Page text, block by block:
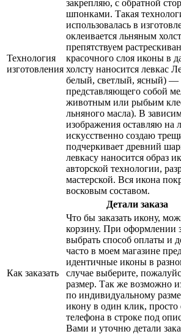
Технология
изготовления
закрепляю, с обратной
шпонками. Такая
использовалась в
оклеивается льняным
препятствуем
красочного слоя иконы в
холсту наносится левкас
белый, светлый, ясный) —
представляющего собой
животным или рыбьим
льняного масла). В
изображения оставляю на
искусственно создаю
подчеркивает древний
левкасу наносится образ
авторской технологии,
мастерской. Вся икона
восковым составом.
Детали заказа
Как заказать
Что бы заказать икону,
корзину. При оформлении
выбрать способ оплаты и
часто в моем магазине
идентичные иконы в
случае выберите,
размер. Так же возможно
по индивидуальному
икону в один клик, просто
телефона в строке под
Вами и уточню детали